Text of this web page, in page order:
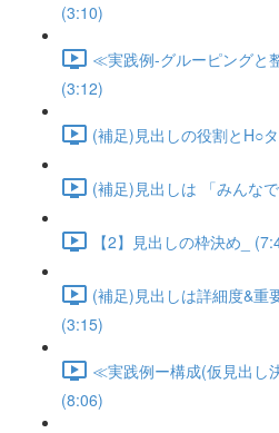
(3:10)
≪実践例-グルーピングと
(3:12)
(補足)見出しの役割とH○
(補足)見出しは 「みんな
【2】見出しの枠決め_
(補足)見出しは詳細度&重
(3:15)
≪実践例ー構成(仮見出し
(8:06)